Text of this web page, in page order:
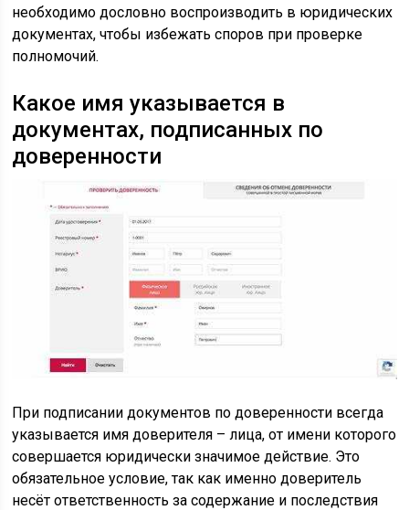
необходимо дословно воспроизводить в юридических
документах, чтобы избежать споров при проверке
полномочий.
Какое имя указывается в
документах, подписанных по
доверенности
При подписании документов по доверенности всегда
указывается имя доверителя – лица, от имени которого
совершается юридически значимое действие. Это
обязательное условие, так как именно доверитель
несёт ответственность за содержание и последствия